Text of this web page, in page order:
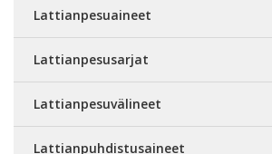
Lattianpesuaineet
Lattianpesusarjat
Lattianpesuvälineet
Lattianpuhdistusaineet